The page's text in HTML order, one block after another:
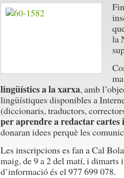
la
lingüístics a la xarxa, amb
lingüístiques disponibles a
(diccionaris, traductors,
per aprendre a redactar cartes
donaran idees perquè les
Les inscripcions es fan a Cal
maig, de 9 a 2 del matí, i dimarts
d’informació és el 977 699 078.